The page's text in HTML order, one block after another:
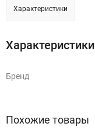
Характеристики
Характеристики
Бренд
Похожие товары